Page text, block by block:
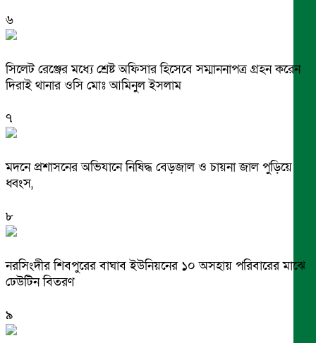
৬
সিলেট রেঞ্জের মধ্যে শ্রেষ্ট অফিসার হিসেবে সম্মাননাপত্র গ্রহন করেন
দিরাই থানার ওসি মোঃ আমিনুল ইসলাম
৭
মদনে প্রশাসনের অভিযানে নিষিদ্ধ বেড়জাল ও চায়না জাল পুড়িয়ে
ধ্বংস,
৮
নরসিংদীর শিবপুরের বাঘাব ইউনিয়নের ১০ অসহায় পরিবারের মাঝে
ঢেউটিন বিতরণ
৯